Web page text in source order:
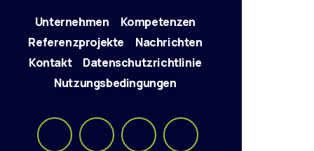
Unternehmen
Kompetenzen
Referenzprojekte
Nachrichten
Kontakt
Datenschutzrichtlinie
Nutzungsbedingungen